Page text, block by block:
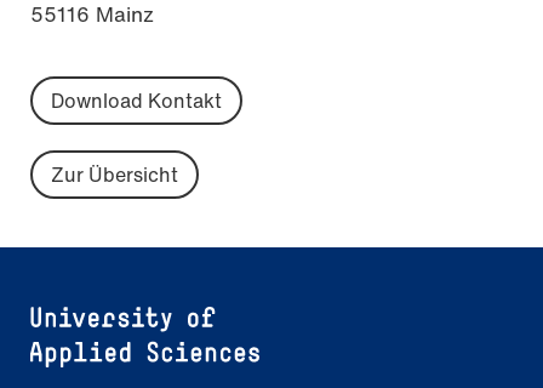
55116 Mainz
Download Kontakt
Zur Übersicht